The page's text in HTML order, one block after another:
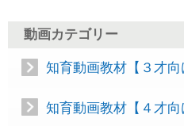
動画カテゴリー
知育動画教材【３才向
知育動画教材【４才向